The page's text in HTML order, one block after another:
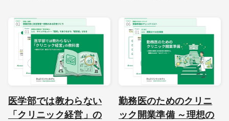
医学部では教わらない
「クリニック経営」の
勤務医のためのクリニ
ック開業準備 ～理想の